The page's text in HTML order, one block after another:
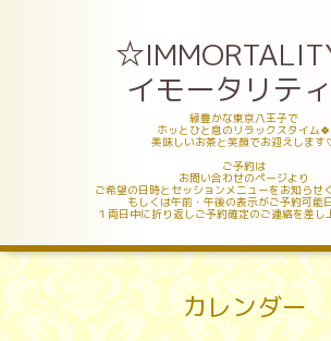
イモータリテ
緑豊かな東京八王子で
ホッとひと息のリラックスタイム🍀
美味しいお茶と笑顔でお迎えします
ご予約は
お問い合わせのページより
ご希望の日時とセッションメニューをお知らせ
もしくは午前・午後の表示がご予約可能
１両日中に折り返しご予約確定のご連絡を差し
カレンダー